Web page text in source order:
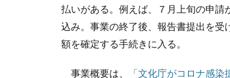
払いがある。例えば、７月上旬の申
込み。事業の終了後、報告書提出を
額を確定する手続きに入る。
事業概要は、 「文化庁がコロナ感